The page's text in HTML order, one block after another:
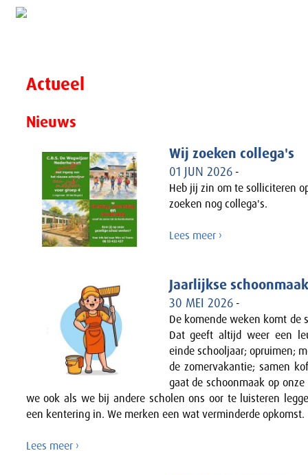
Actueel
Nieuws
Wij zoeken collega's
01 JUN 2026-
Heb jij zin om te solliciteren
zoeken nog collega's.
Lees meer ›
Jaarlijkse schoonmaak
30 MEI 2026-
De komende weken komt de
Dat geeft altijd weer een
einde schooljaar; opruimen;
de zomervakantie; samen
gaat de schoonmaak op
we ook als we bij andere scholen ons oor te luisteren
een kentering in. We merken een wat verminderde
Lees meer ›